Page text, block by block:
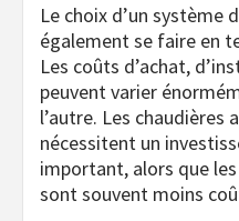
Le choix d’un système
également se faire en
Les coûts d’achat,
peuvent varier
l’autre. Les chaudières
nécessitent un
important, alors que
sont souvent moins